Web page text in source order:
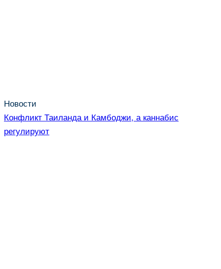
Новости
Конфликт Таиланда и Камбоджи, а каннабис
регулируют